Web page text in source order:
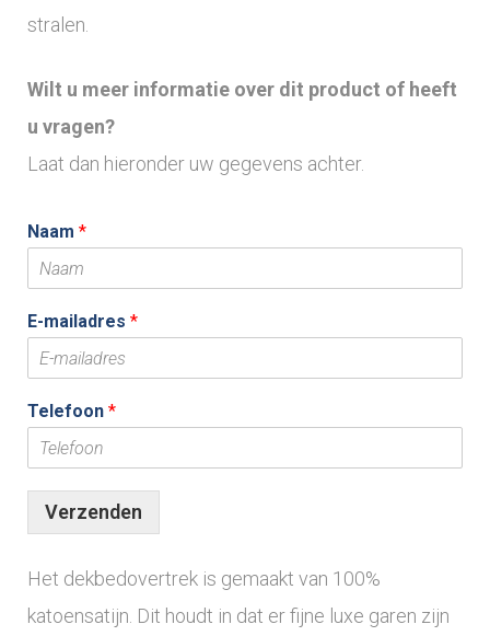
stralen.
Wilt u meer informatie over dit product of heeft
u vragen?
Laat dan hieronder uw gegevens achter.
Naam *
E-mailadres *
Telefoon *
Verzenden
Het dekbedovertrek is gemaakt van 100%
katoensatijn. Dit houdt in dat er fijne luxe garen zijn